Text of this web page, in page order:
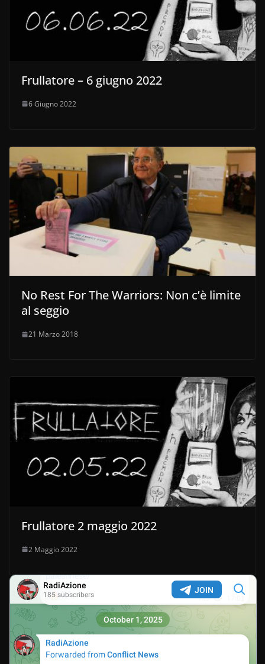
Frullatore – 6 giugno 2022
6 Giugno 2022
No Rest For The Warriors: Non c’è limite
al seggio
21 Marzo 2018
Frullatore 2 maggio 2022
2 Maggio 2022